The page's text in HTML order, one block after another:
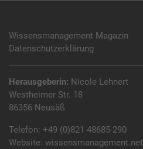
Wissensmanagement Magazin
Datenschutzerklärung
Herausgeberin: Nicole Lehnert
Westheimer Str. 18
86356 Neusäß
Telefon: +49 (0)821 48685-290
Website: wissensmanagement.net